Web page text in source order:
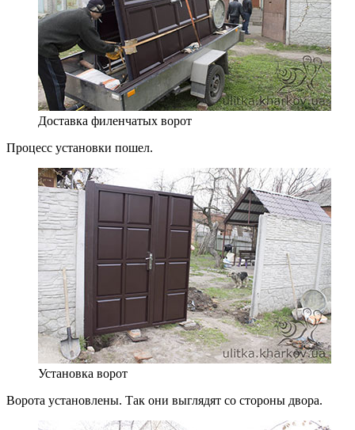
Доставка филенчатых ворот
Процесс установки пошел.
Установка ворот
Ворота установлены. Так они выглядят со стороны двора.